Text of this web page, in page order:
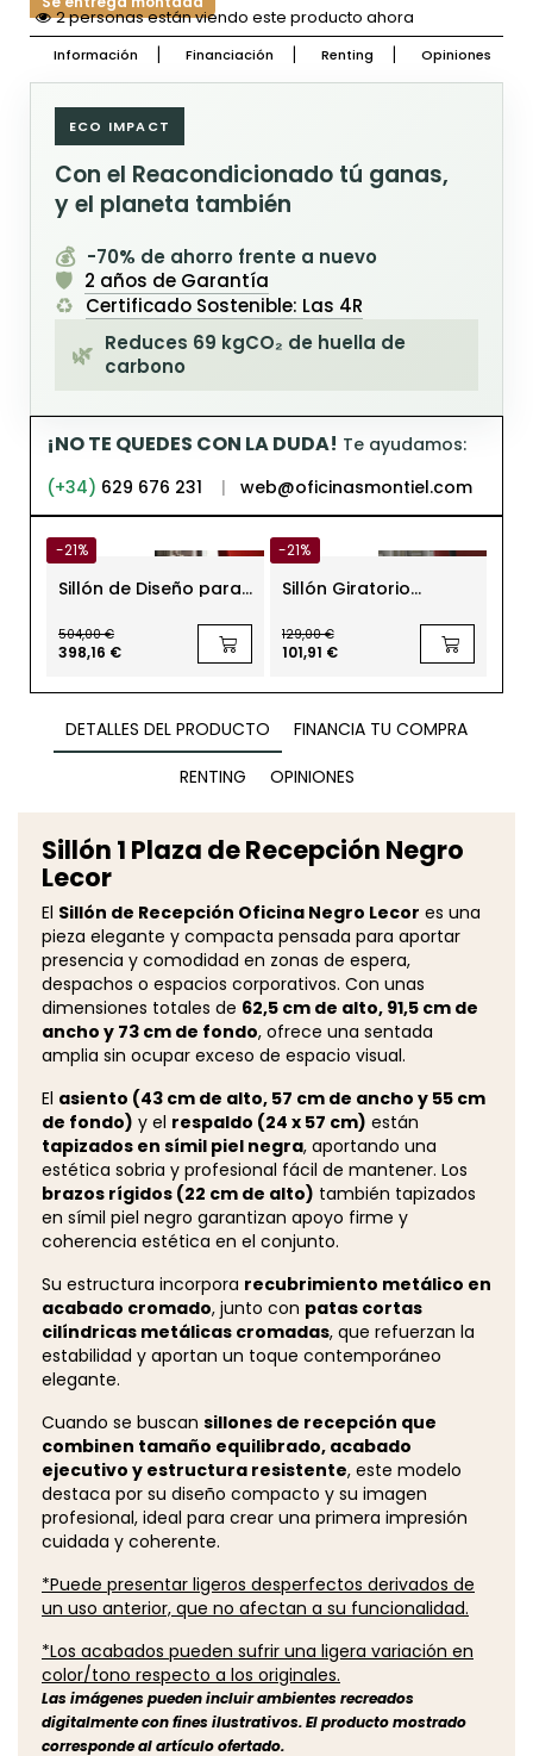
2 personas están viendo este producto ahora
Información Financiación Renting Opiniones
ECO IMPACT
Con el Reacondicionado tú ganas,
y el planeta también
💰 -70% de ahorro frente a nuevo
🛡️ 2 años de Garantía
♻️ Certificado Sostenible: Las 4R
🌿 Reduces 69 kgCO₂ de huella de
carbono
¡NO TE QUEDES CON LA DUDA! Te ayudamos:
(+34) 629 676 231 | web@oficinasmontiel.com
-21%
Sillón de Diseño para
Recepción Shelter de
504,00 €
398,16 €
-21%
Sillón Giratorio
Matteo Grassi
129,00 €
101,91 €
DETALLES DEL PRODUCTO
FINANCIA TU COMPRA
RENTING
OPINIONES
Sillón 1 Plaza de Recepción Negro
Lecor
El Sillón de Recepción Oficina Negro Lecor es una
pieza elegante y compacta pensada para aportar
presencia y comodidad en zonas de espera,
despachos o espacios corporativos. Con unas
dimensiones totales de 62,5 cm de alto, 91,5 cm de
ancho y 73 cm de fondo, ofrece una sentada
amplia sin ocupar exceso de espacio visual.
El asiento (43 cm de alto, 57 cm de ancho y 55 cm
de fondo) y el respaldo (24 x 57 cm) están
tapizados en símil piel negra, aportando una
estética sobria y profesional fácil de mantener. Los
brazos rígidos (22 cm de alto) también tapizados
en símil piel negro garantizan apoyo firme y
coherencia estética en el conjunto.
Su estructura incorpora recubrimiento metálico en
acabado cromado, junto con patas cortas
cilíndricas metálicas cromadas, que refuerzan la
estabilidad y aportan un toque contemporáneo
elegante.
Cuando se buscan sillones de recepción que
combinen tamaño equilibrado, acabado
ejecutivo y estructura resistente, este modelo
destaca por su diseño compacto y su imagen
profesional, ideal para crear una primera impresión
cuidada y coherente.
*Puede presentar ligeros desperfectos derivados de
un uso anterior, que no afectan a su funcionalidad.
*Los acabados pueden sufrir una ligera variación en
color/tono respecto a los originales.
Las imágenes pueden incluir ambientes recreados
digitalmente con fines ilustrativos. El producto mostrado
corresponde al artículo ofertado.